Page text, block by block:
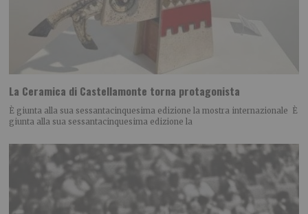
La Ceramica di Castellamonte torna protagonista
È giunta alla sua sessantacinquesima edizione la mostra internazionale È
giunta alla sua sessantacinquesima edizione la